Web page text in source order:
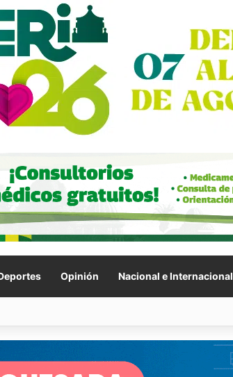
Opinión Nacional e Internacional
Circuito Potosí en la movilidad de Villa de Pozos